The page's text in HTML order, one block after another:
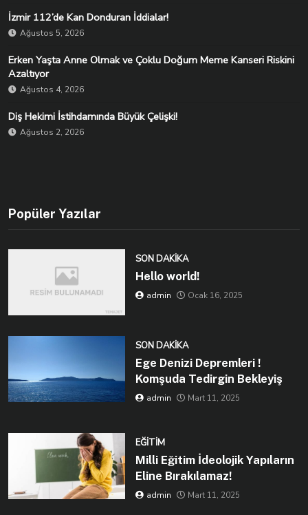
İzmir 112’de Kan Donduran İddialar!
Ağustos 5, 2026
Erken Yaşta Anne Olmak ve Çoklu Doğum Meme Kanseri Riskini
Azaltıyor
Ağustos 4, 2026
Diş Hekimi İstihdamında Büyük Çelişki!
Ağustos 2, 2026
Popüler Yazılar
SON DAKIKA
Hello world!
admin Ocak 16, 2025
SON DAKIKA
Ege Denizi Depremleri !
Komşuda Tedirgin Bekleyiş
admin Mart 11, 2025
EĞITIM
Milli Eğitim İdeolojik Yapıların
Eline Bırakılamaz!
admin Mart 11, 2025